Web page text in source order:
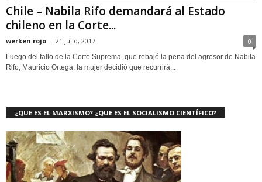
Chile – Nabila Rifo demandará al Estado
chileno en la Corte...
werken rojo - 21 julio, 2017 0
Luego del fallo de la Corte Suprema, que rebajó la pena del agresor de Nabila
Rifo, Mauricio Ortega, la mujer decidió que recurrirá...
¿QUE ES EL MARXISMO? ¿QUE ES EL SOCIALISMO CIENTÍFICO?